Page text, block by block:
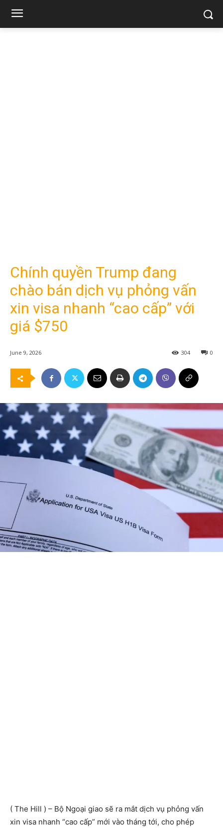
Chính quyền Trump đang
chào bán dịch vụ phỏng vấn
xin visa nhanh “cao cấp” với
giá $750
June 9, 2026 0
304
( The Hill ) – Bộ Ngoại giao sẽ ra mắt dịch vụ phỏng vấn
xin visa nhanh “cao cấp” mới vào tháng tới, cho phép